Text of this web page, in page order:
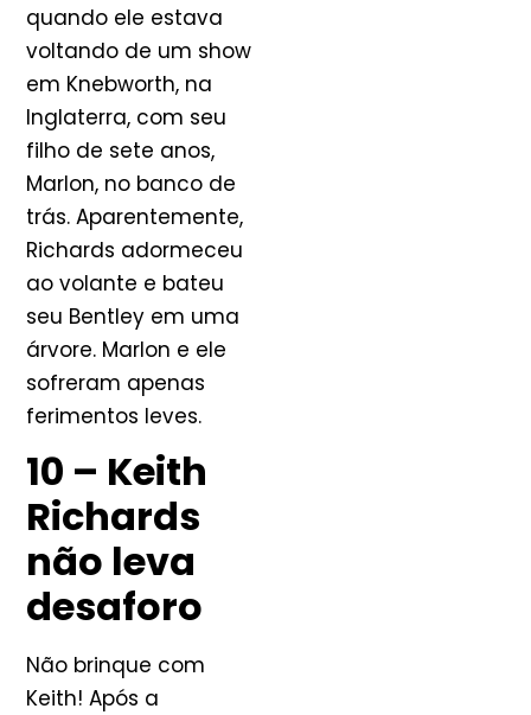
quando ele estava
voltando de um show
em Knebworth, na
Inglaterra, com seu
filho de sete anos,
Marlon, no banco de
trás. Aparentemente,
Richards adormeceu
ao volante e bateu
seu Bentley em uma
árvore. Marlon e ele
sofreram apenas
ferimentos leves.
10 – Keith
Richards
não leva
desaforo
Não brinque com
Keith! Após a